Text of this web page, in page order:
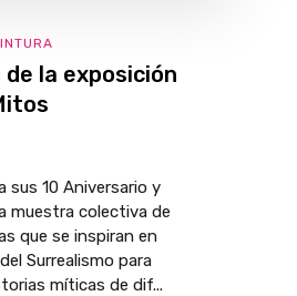
la exposición
sus 10 Aniversario y
muestra colectiva de
que se inspiran en
Surrealismo para
míticas de dif...